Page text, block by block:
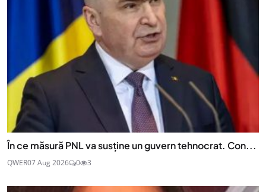
În ce măsură PNL va susține un guvern tehnocrat. Con...
QWER07 Aug 2026 0 3